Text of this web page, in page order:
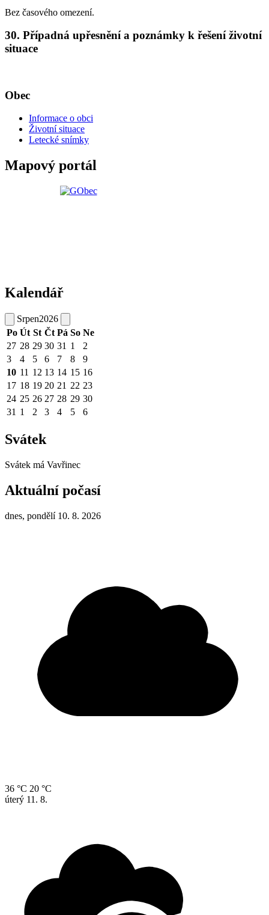
Bez časového omezení.
30. Případná upřesnění a poznámky k řešení životní
situace
Obec
Informace o obci
Životní situace
Letecké snímky
Mapový portál
Kalendář
Srpen2026
Po Út St Čt Pá So Ne
27 28 29 30 31 1
2
3
4 5 6 7 8
9
10 11 12 13 14 15 16
17 18 19 20 21 22 23
24 25 26 27 28 29 30
31 1 2 3 4 5 6
Svátek
Svátek má Vavřinec
Aktuální počasí
dnes, pondělí 10. 8. 2026
36 °C 20 °C
úterý 11. 8.